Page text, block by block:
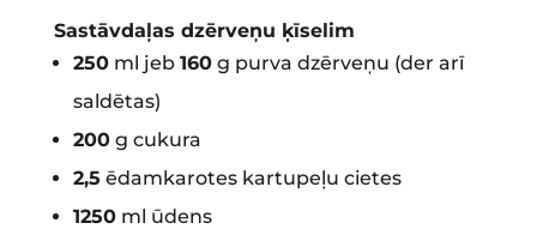
Sastāvdaļas dzērveņu ķīselim
250ml jeb 160g purva dzērveņu (der arī
saldētas)
200g cukura
2,5 ēdamkarotes kartupeļu cietes
1250ml ūdens